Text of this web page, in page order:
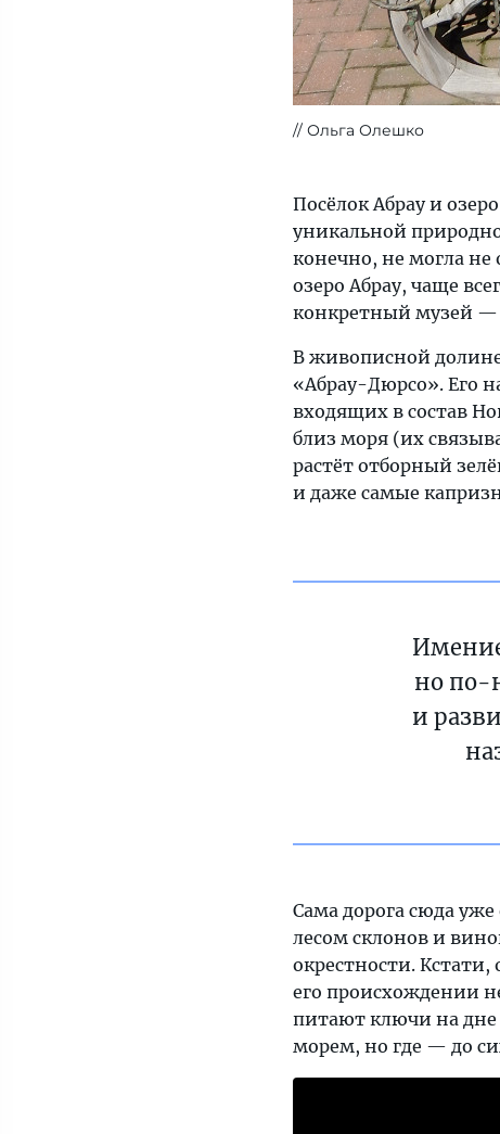
Ольга Олешко
Посёлок Абрау и
уникальной
конечно, не могла
озеро Абрау, чаще
конкретный музей
В живописной
«Абрау-Дюрсо». Его
входящих в состав
близ моря (их
растёт отборный
и даже самые
но по-
и
Сама дорога сюда
лесом склонов и
окрестности. Кстати,
его происхождении
питают ключи на дне
морем, но где — до